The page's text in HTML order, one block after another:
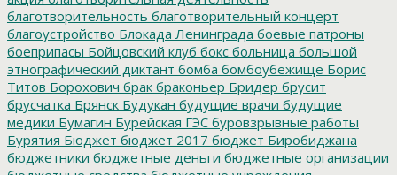
благотворительность благотворительный концерт
благоустройство Блокада Ленинграда боевые патроны
боеприпасы Бойцовский клуб бокс больница большой
этнографический диктант бомба бомбоубежище Борис
Титов Борохович брак браконьер Бридер брусит
брусчатка Брянск Будукан будущие врачи будущие
медики Бумагин Бурейская ГЭС буровзрывные работы
Бурятия Бюджет бюджет 2017 бюджет Биробиджана
бюджетники бюджетные деньги бюджетные организации